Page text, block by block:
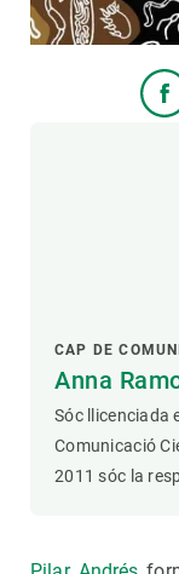
CAP DE
Anna
Sóc llicenciada
Comunicació
2011 sóc la